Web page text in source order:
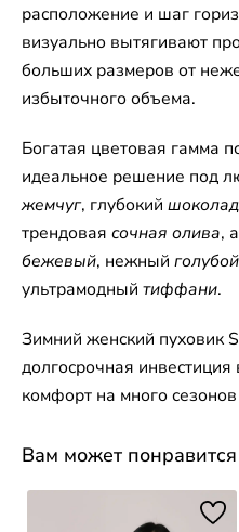
расположение и шаг
визуально вытягивают
больших размеров от
избыточного объема.
Богатая цветовая гамма
идеальное решение под
жемчуг, глубокий шоколад
трендовая сочная олива,
бежевый, нежный голубой
ультрамодный тиффани.
Зимний женский пуховик
долгосрочная
комфорт на много
Вам может понравится